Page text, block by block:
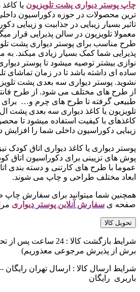
چاپ پوستر دیواری پشت تلویزیون یا
ترین محصولات در حوزه دکوراسیون
تاثیر بسیار زیبایی در جذابیت و زیبایی
معمولا تلویزیون در سالن پذیرایی قرار
طرح مناسب برای پوستر دیواری پشت
پذیرایی شما کمک بسیار زیادی میکند. به
نوازی بیشتر توصیه میشود تا پوستر
ساده ای داشته باشد تا در زمان تماشای
نشوید. پوستر دیواری سه بعدی پشت
از طرح های مختلف می شود. از طرح
طبیعی گرفته تا طرح های چرم و…
تلویزیون یا کاغذ دیواری سه بعدی پشت
کاغذهای با کیفیت استفاده میشود تا
زیبایی دکوراسیون داخلی شما را افزایش
پوستر دیواری یا کاغذ دیواری اتاق کودک
پوش های تزیینی برای دکوراسیون اتاق
عموما با طرح های کارتنی و دسته بندی
ابعاد مختلف طراحی و چاپ می شوند.
همچنین شما میتوانید برای سفارش چاپ
صفحه ی سفارش آنلاین پوستر دیواری
تحویل کالا
شرایط بازگشت کالا :
برش از پذیرش مرجوعی معذوریم)
شرایط ارسال کالا : ارسال تهران
باربری رایگان